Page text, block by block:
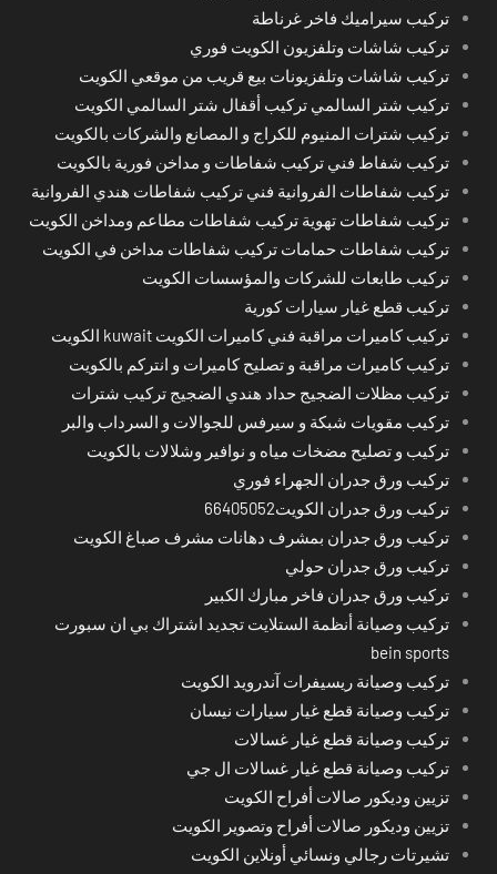
تركيب سيراميك فاخر غرناطة
تركيب شاشات وتلفزيون الكويت فوري
تركيب شاشات وتلفزيونات بيع قريب من موقعي الكويت
تركيب شتر السالمي تركيب أقفال شتر السالمي الكويت
تركيب شترات المنيوم للكراج و المصانع والشركات بالكويت
تركيب شفاط فني تركيب شفاطات و مداخن فورية بالكويت
تركيب شفاطات الفروانية فني تركيب شفاطات هندي الفروانية
تركيب شفاطات تهوية تركيب شفاطات مطاعم ومداخن الكويت
تركيب شفاطات حمامات تركيب شفاطات مداخن في الكويت
تركيب طابعات للشركات والمؤسسات الكويت
تركيب قطع غيار سيارات كورية
تركيب كاميرات مراقبة فني كاميرات الكويت kuwait الكويت
تركيب كاميرات مراقبة و تصليح كاميرات و انتركم بالكويت
تركيب مظلات الضجيج حداد هندي الضجيج تركيب شترات
تركيب مقويات شبكة و سيرفس للجوالات و السرداب والبر
تركيب و تصليح مضخات مياه و نوافير وشلالات بالكويت
تركيب ورق جدران الجهراء فوري
تركيب ورق جدران الكويت66405052
تركيب ورق جدران بمشرف دهانات مشرف صباغ الكويت
تركيب ورق جدران حولي
تركيب ورق جدران فاخر مبارك الكبير
تركيب وصيانة أنظمة الستلايت تجديد اشتراك بي ان سبورت
bein sports
تركيب وصيانة ريسيفرات آندرويد الكويت
تركيب وصيانة قطع غيار سيارات نيسان
تركيب وصيانة قطع غيار غسالات
تركيب وصيانة قطع غيار غسالات ال جي
تزيين وديكور صالات أفراح الكويت
تزيين وديكور صالات أفراح وتصوير الكويت
تشيرتات رجالي ونسائي أونلاين الكويت